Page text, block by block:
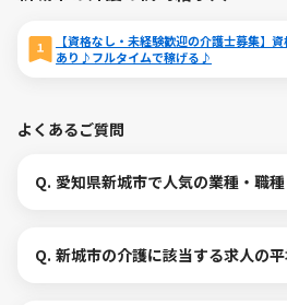
【資格なし・未経験歓迎の介護士募集】
あり♪フルタイムで稼げる♪
よくあるご質問
Q. 愛知県新城市で人気の業種・職
Q. 新城市の介護に該当する求人の